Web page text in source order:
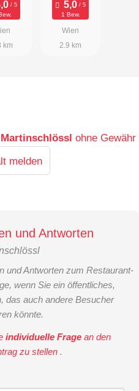
km
1 Bew.
Wien
2.9 km
ohne Gewähr
melden
und Antworten
und Antworten zum Restaurant-
wenn Sie ein öffentliches,
das auch andere Besucher
könnte.
individuelle Frage an den
zu stellen .